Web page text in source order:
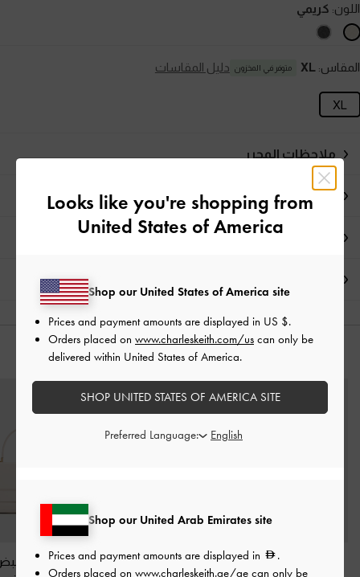
اللون: كريمي
المقاس: XL متوفر في المخزون دليل المقاسات
XL
ملاحظات المحرر
تفاصيل المنتج وتعليمات العناية
العروض الحصرية
قد يعجبك آيضاً
شنطة كتف هايلين
حقيبة توت من النايلون
حقيبة ليني
Looks like you're shopping from
United States of America
Shop our United Arab Emirates site
Prices and payment amounts are displayed in
.
Orders placed on www.charleskeith.ae/ae can only be
Shop our United States of America site
Prices and payment amounts are displayed in US $.
Orders placed on www.charleskeith.com/us can only be
delivered within United States of America.
SHOP UNITED STATES OF AMERICA SITE
Preferred Language: